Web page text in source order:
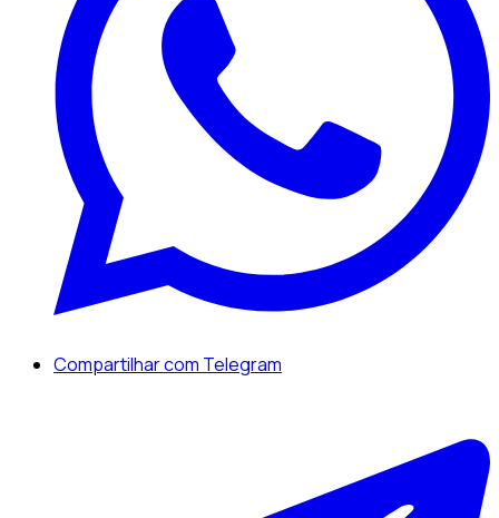
Compartilhar com Telegram